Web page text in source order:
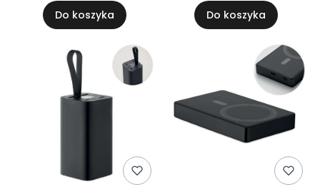
Do koszyka Do koszyka